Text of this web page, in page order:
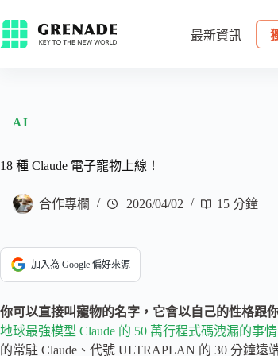
最新資訊
AI
18 種 Claude 電子寵物上線！
合作專欄 2026/04/02 15 分鐘
加入為 Google 偏好來源
你可以直接叫寵物的名字，它會以自己的性格跟
地球最強模型 Claude 的 50 萬行程式碼洩漏的事
的常駐 Claude、代號 ULTRAPLAN 的 30 分鐘遠